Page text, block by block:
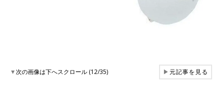
▼次の画像は下へスクロール (12/35) ▶元記事を見る